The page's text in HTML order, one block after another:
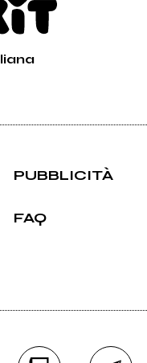
PUBBLICITÀ
FAQ